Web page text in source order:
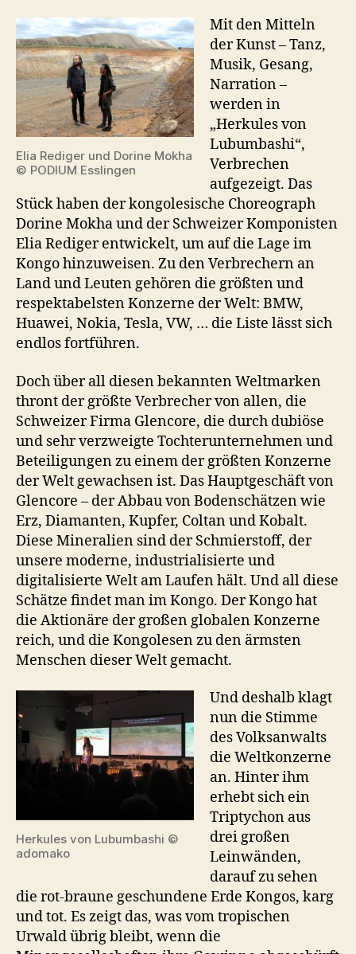
Elia Rediger und Dorine Mokha
© PODIUM Esslingen
Mit den Mitteln
der Kunst – Tanz,
Musik, Gesang,
Narration –
werden in
„Herkules von
Lubumbashi“,
Verbrechen
aufgezeigt. Das
Stück haben der kongolesische Choreograph
Dorine Mokha und der Schweizer Komponisten
Elia Rediger entwickelt, um auf die Lage im
Kongo hinzuweisen. Zu den Verbrechern an
Land und Leuten gehören die größten und
respektabelsten Konzerne der Welt: BMW,
Huawei, Nokia, Tesla, VW, … die Liste lässt sich
endlos fortführen.
Doch über all diesen bekannten Weltmarken
thront der größte Verbrecher von allen, die
Schweizer Firma Glencore, die durch dubiöse
und sehr verzweigte Tochterunternehmen und
Beteiligungen zu einem der größten Konzerne
der Welt gewachsen ist. Das Hauptgeschäft von
Glencore – der Abbau von Bodenschätzen wie
Erz, Diamanten, Kupfer, Coltan und Kobalt.
Diese Mineralien sind der Schmierstoff, der
unsere moderne, industrialisierte und
digitalisierte Welt am Laufen hält. Und all diese
Schätze findet man im Kongo. Der Kongo hat
die Aktionäre der großen globalen Konzerne
reich, und die Kongolesen zu den ärmsten
Menschen dieser Welt gemacht.
Herkules von Lubumbashi ©
adomako
Und deshalb klagt
nun die Stimme
des Volksanwalts
die Weltkonzerne
an. Hinter ihm
erhebt sich ein
Triptychon aus
drei großen
Leinwänden,
darauf zu sehen
die rot-braune geschundene Erde Kongos, karg
und tot. Es zeigt das, was vom tropischen
Urwald übrig bleibt, wenn die